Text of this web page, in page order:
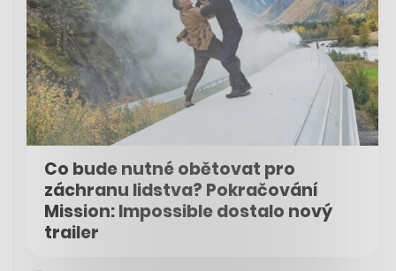
Co bude nutné obětovat pro
záchranu lidstva? Pokračování
Mission: Impossible dostalo nový
trailer